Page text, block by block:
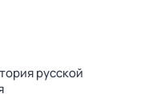
русской